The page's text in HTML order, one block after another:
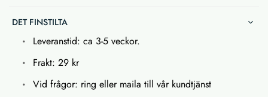
DET FINSTILTA
Leveranstid: ca 3-5 veckor.
Frakt: 29 kr
Vid frågor: ring eller maila till vår kundtjänst